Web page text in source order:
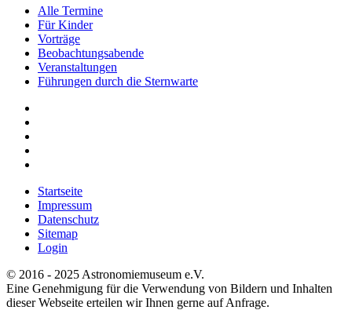
Alle Termine
Für Kinder
Vorträge
Beobachtungsabende
Veranstaltungen
Führungen durch die Sternwarte
Startseite
Impressum
Datenschutz
Sitemap
Login
© 2016 - 2025 Astronomiemuseum e.V.
Eine Genehmigung für die Verwendung von Bildern und Inhalten
dieser Webseite erteilen wir Ihnen gerne auf Anfrage.